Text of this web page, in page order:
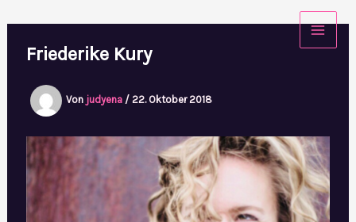
springenFriederike Kury
Von judyena /22. Oktober 2018